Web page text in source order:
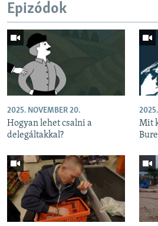
Epizódok
2025. NOVEMBER 20.
Hogyan lehet csalni a
delegáltakkal?
Mit